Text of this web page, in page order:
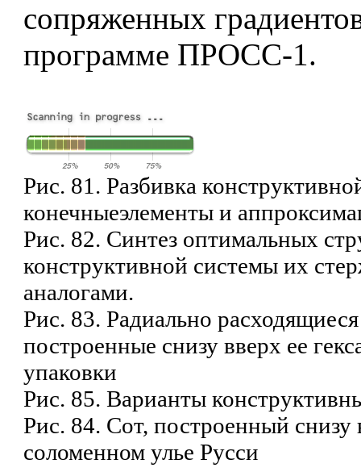
сопряженных
программе ПРОСС-1.
Рис. 81. Разбивка
конечныеэлементы и
Рис. 82. Синтез оптимальных
конструктивной системы их
аналогами.
Рис. 83. Радиально
построенные снизу вверх ее
упаковки
Рис. 85. Варианты
Рис. 84. Сот, построенный снизу
соломенном улье Русси